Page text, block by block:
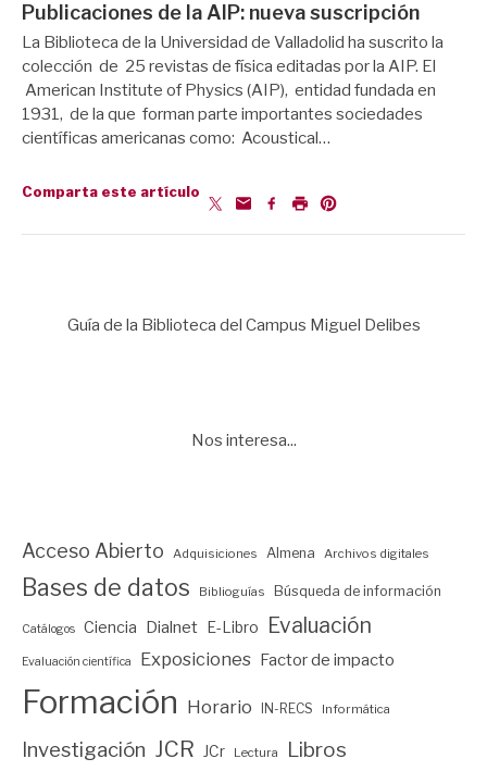
Publicaciones de la AIP: nueva suscripción
La Biblioteca de la Universidad de Valladolid ha suscrito la
colección de 25 revistas de física editadas por la AIP. El
American Institute of Physics (AIP), entidad fundada en
1931, de la que forman parte importantes sociedades
científicas americanas como: Acoustical…
Comparta este artículo
Guía de la Biblioteca del Campus Miguel Delibes
Nos interesa...
Acceso Abierto Adquisiciones Almena Archivos digitales
Bases de datos Biblioguías Búsqueda de información
Catálogos Ciencia Dialnet E-Libro Evaluación
Evaluación científica Exposiciones Factor de impacto
Formación Horario IN-RECS Informática
Investigación JCR JCr Lectura Libros